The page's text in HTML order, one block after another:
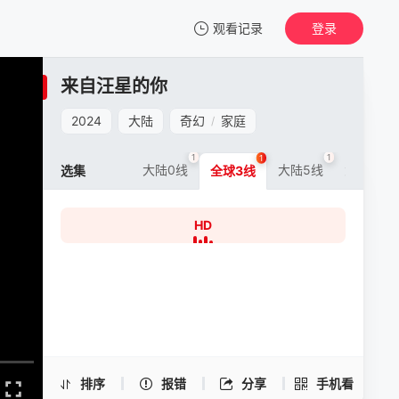
观看记录
我的观影记录
登录
来自汪星的你
2024 大陆 奇幻 / 家庭
排序 报错 分享 手机看
来自汪星的你 -HD
选集 大陆0线
1
全球3线
1
大陆5线
1
HD